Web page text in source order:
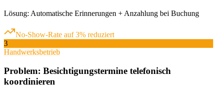
Lösung: Automatische Erinnerungen + Anzahlung bei Buchung
No-Show-Rate auf 3% reduziert
3
Handwerksbetrieb
Problem: Besichtigungstermine telefonisch
koordinieren